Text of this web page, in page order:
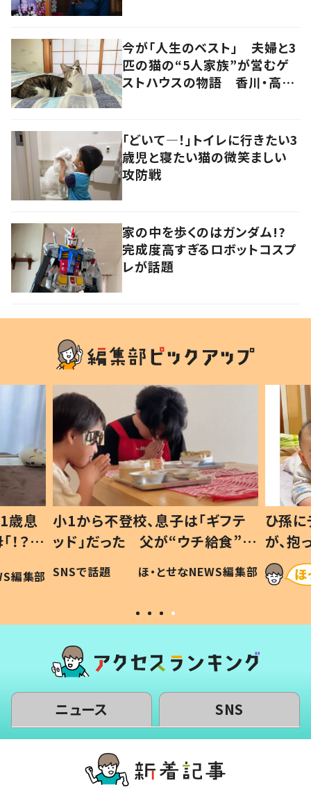
今が「人生のベスト」 夫婦と3
匹の猫の“5人家族”が営むゲ
ストハウスの物語 香川・高松
「どいて―！」トイレに行きたい3
歳児と寝たい猫の微笑ましい
攻防戦
家の中を歩くのはガンダム!?
完成度高すぎるロボットコスプ
レが話題
歳息
？」
編集部
小1から不登校、息子は「ギフテ
ッド」だった 父が“ウチ給食”を
作り続ける理由とは #令和の親
#令和の子
SNSで話題 ほ・とせなNEWS編集部
ひ孫
が、
「涙が
い」
ニュース SNS